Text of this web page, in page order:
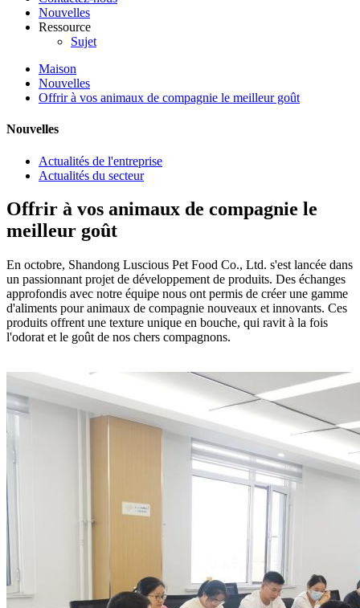
Nouvelles
Ressource
Sujet
Maison
Nouvelles
Offrir à vos animaux de compagnie le meilleur goût
Nouvelles
Actualités de l'entreprise
Actualités du secteur
Offrir à vos animaux de compagnie le
meilleur goût
En octobre, Shandong Luscious Pet Food Co., Ltd. s'est lancée dans
un passionnant projet de développement de produits. Des échanges
approfondis avec notre équipe nous ont permis de créer une gamme
d'aliments pour animaux de compagnie nouveaux et innovants. Ces
produits offrent une texture unique en bouche, qui ravit à la fois
l'odorat et le goût de nos chers compagnons.